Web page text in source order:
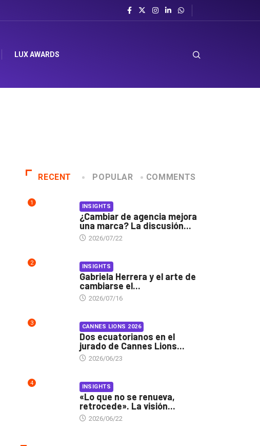
LUX AWARDS
RECENT POPULAR COMMENTS
1 INSIGHTS
¿Cambiar de agencia mejora
una marca? La discusión...
2026/07/22
2 INSIGHTS
Gabriela Herrera y el arte de
cambiarse el...
2026/07/16
3 CANNES LIONS 2026
Dos ecuatorianos en el
jurado de Cannes Lions...
2026/06/23
4 INSIGHTS
«Lo que no se renueva,
retrocede». La visión...
2026/06/22